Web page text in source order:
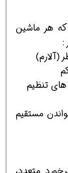
که هر ماشین
:
مستقیم